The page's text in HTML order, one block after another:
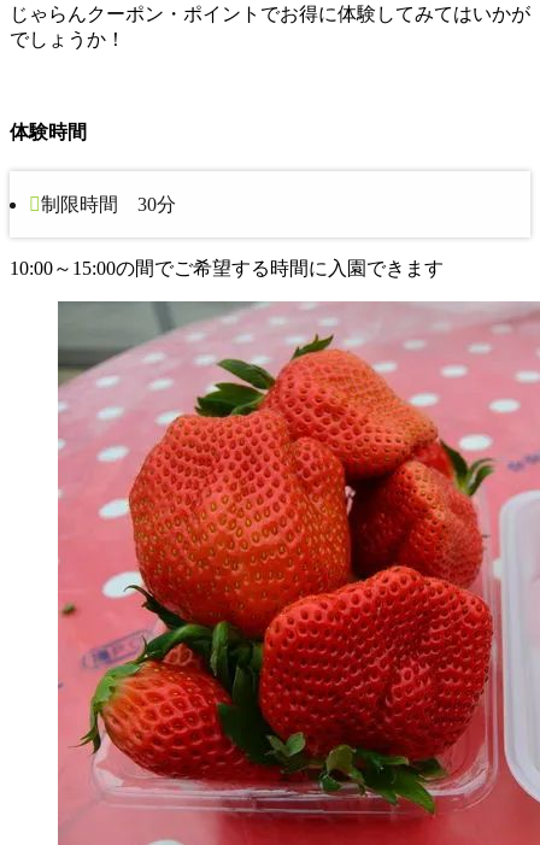
じゃらんクーポン・ポイントでお得に体験してみてはいかが
でしょうか！
体験時間
制限時間 30分
10:00～15:00の間でご希望する時間に入園できます